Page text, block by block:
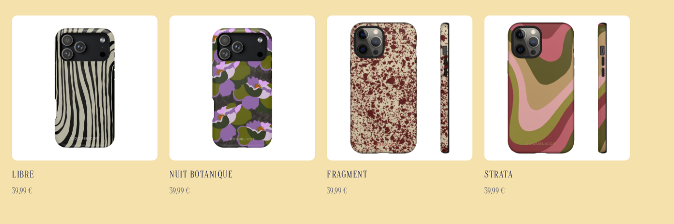
souple, offrant une excellente absorption des chocs et une protection renforcée contre les rayures, les
impacts et l'usure.
L'impression haute définition recouvre l'intégralité de la coque, y compris les bords, afin de préserver la
richesse des couleurs et la finesse des détails. Disponible en finition brillante ou mate, elle conserve tout son
éclat au fil du temps tout en offrant une prise en main agréable grâce à son profil fin et ergonomique.
Les points forts de la coque Jardin Sauvage
Coque de protection antichoc à double couche : polycarbonate rigide et TPU souple.
Protection efficace contre les chocs, les rayures et l'usure quotidienne.
Design floral haute définition aux couleurs profondes et éclatantes.
Impression intégrale couvrant toute la coque, bords inclus.
Matériaux résistants conçus pour durer.
LIBRE
39,99 €
NUIT BOTANIQUE
39,99 €
FRAGMENT
39,99 €
STRATA
39,99 €